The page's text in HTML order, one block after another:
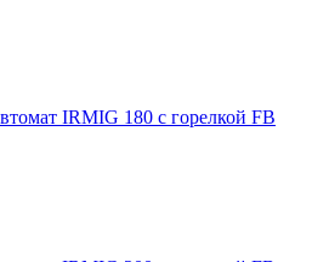
IRMIG 180 с горелкой FB